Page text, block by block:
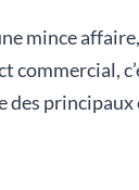
mince
commercial,